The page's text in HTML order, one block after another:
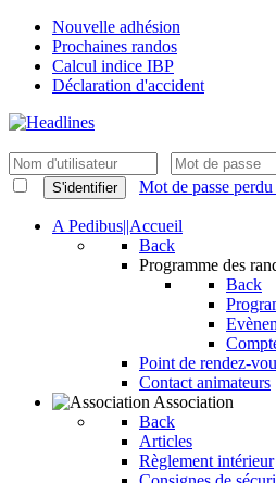
Nouvelle adhésion
Prochaines randos
Calcul indice IBP
Déclaration d'accident
S'identifier Mot de passe perdu
A Pedibus||Accueil
Back
Programme des
Back
Point de rendez-
Contact animateurs
Association
Back
Articles
Règlement intérieur